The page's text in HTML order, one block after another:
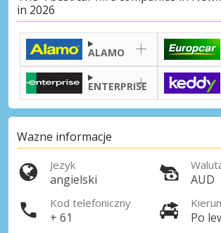
in 2026
ALAMO
ENTERPRISE
Wazne informacje
Jezyk
angielski AUD
Kod telefoniczny
+ 61 Po